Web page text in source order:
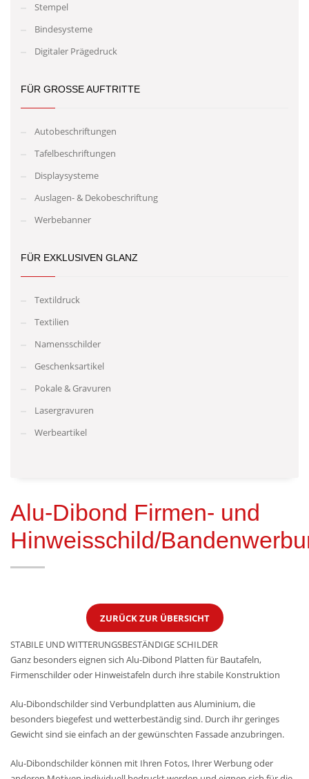
Stempel
Bindesysteme
Digitaler Prägedruck
FÜR GROSSE AUFTRITTE
Autobeschriftungen
Tafelbeschriftungen
Displaysysteme
Auslagen- & Dekobeschriftung
Werbebanner
FÜR EXKLUSIVEN GLANZ
Textildruck
Textilien
Namensschilder
Geschenksartikel
Pokale & Gravuren
Lasergravuren
Werbeartikel
Alu-Dibond Firmen- und
Hinweisschild/
ZURÜCK ZUR ÜBERSICHT
STABILE UND WITTERUNGSBESTÄNDIGE SCHILDER
Ganz besonders eignen sich Alu-Dibond Platten für Bautafeln,
Firmenschilder oder Hinweistafeln durch ihre stabile Konstruktion
Alu-Dibondschilder sind Verbundplatten aus Aluminium, die
besonders biegefest und wetterbeständig sind. Durch ihr geringes
Gewicht sind sie einfach an der gewünschten Fassade anzubringen.
Alu-Dibondschilder können mit Ihren Fotos, Ihrer Werbung oder